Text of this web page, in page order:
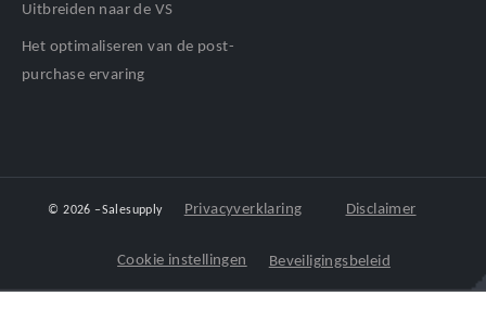
Uitbreiden naar de VS
Het optimaliseren van de post-
purchase ervaring
© 2026 –Salesupply Privacyverklaring Disclaimer
Cookie instellingen Beveiligingsbeleid